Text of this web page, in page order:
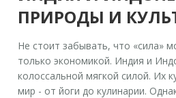
ПРИРОДЫ И
Не стоит забывать, что «сила»
только экономикой. Индия и
колоссальной мягкой силой. Их
мир - от йоги до кулинарии.